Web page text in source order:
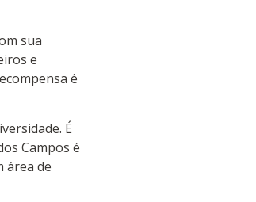
sua
e
é
É
Campos é
área de